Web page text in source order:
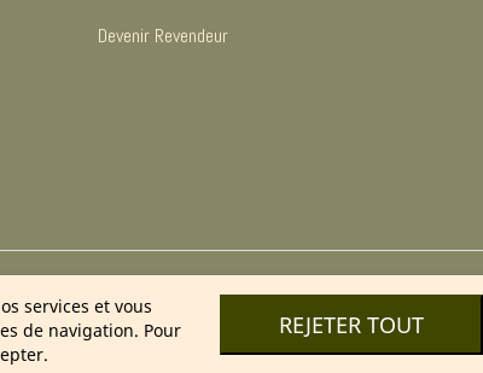
Devenir Revendeur
France – Soins & bien-être 100 % naturels
services et vous
de navigation. Pour
REJETER TOUT